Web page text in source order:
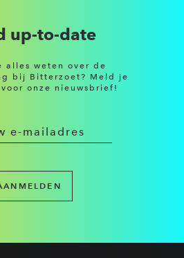
up-to-date
alles weten over de
bij Bitterzoet? Meld je
onze nieuwsbrief!